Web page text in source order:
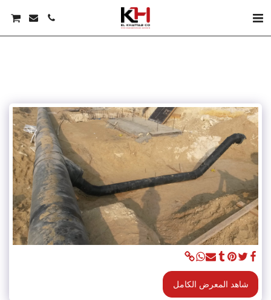
شاهد المعرض الكامل